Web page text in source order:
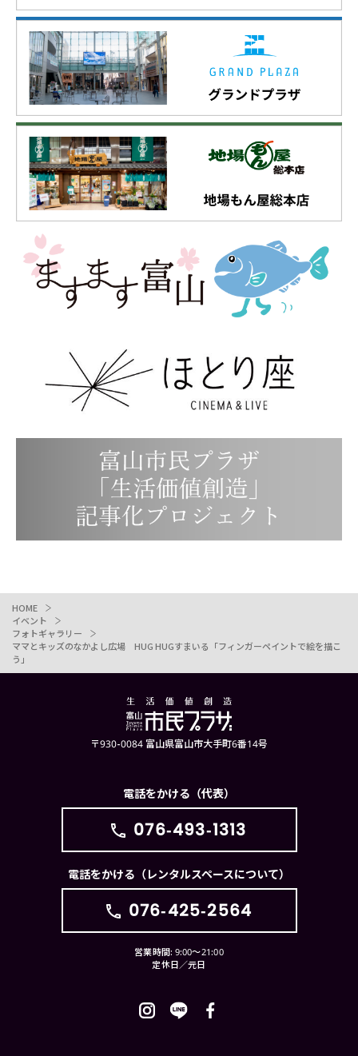
HOME
イベント
フォトギャラリー
ママとキッズのなかよし広場 HUG HUGすまいる「フィンガーペイントで絵を描こ
う」
〒930-0084 富山県富山市大手町6番14号
電話をかける（代表）
076-493-1313
電話をかける（レンタルスペースについて）
076-425-2564
営業時間: 9:00〜21:00
定休日／元日